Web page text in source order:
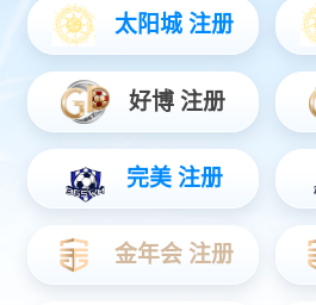
车身360°无死角 中等到较大